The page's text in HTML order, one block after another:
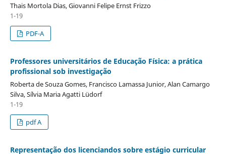
Thais Mortola Dias, Giovanni Felipe Ernst Frizzo
1-19
PDF-A
Professores universitários de Educação Física: a prática
profissional sob investigação
Roberta de Souza Gomes, Francisco Lamassa Junior, Alan Camargo
Silva, Sílvia Maria Agatti Lüdorf
1-19
pdf A
Representação dos licenciandos sobre estágio curricular